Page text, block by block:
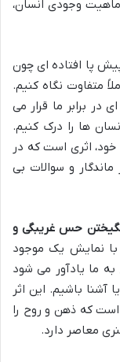
وجودی انسان،
پا افتاده ای چون
متفاوت نگاه کنیم.
در برابر ما قرار می
ها را درک کنیم.
خود، اثری است که در
و سوالات بی
حس غریبگی و
با نمایش یک موجود
ما یادآور می شود
آشنا باشیم. این اثر
است که ذهن و روح را
معاصر دارد.